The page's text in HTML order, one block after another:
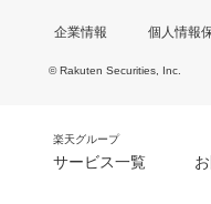
企業情報 個人情報
© Rakuten Securities, Inc.
楽天グループ
サービス一覧